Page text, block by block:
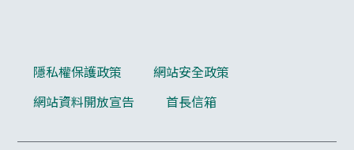
隱私權保護政策
網站安全政策
網站資料開放宣告
首長信箱